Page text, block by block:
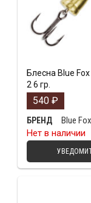
Блесна Blue Fox
2 6 гр.
540 ₽
БРЕНД
Blue Fox
Нет в наличии